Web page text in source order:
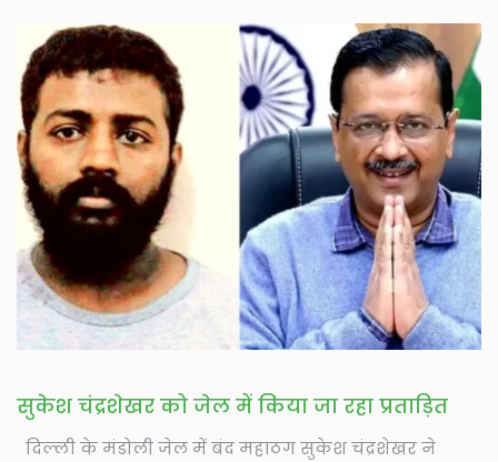
सुकेश चंद्रशेखर को जेल में किया जा रहा प्रताड़ित
दिल्ली के मंडोली जेल में बंद महाठग सुकेश चंद्रशेखर ने